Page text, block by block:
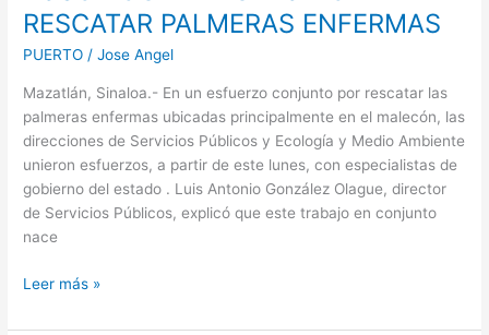
RESCATAR PALMERAS ENFERMAS
PUERTO /Jose Angel
Mazatlán, Sinaloa.- En un esfuerzo conjunto por rescatar las
palmeras enfermas ubicadas principalmente en el malecón, las
direcciones de Servicios Públicos y Ecología y Medio Ambiente
unieron esfuerzos, a partir de este lunes, con especialistas de
gobierno del estado . Luis Antonio González Olague, director
de Servicios Públicos, explicó que este trabajo en conjunto
nace
RESCATAR
PALMERAS
ENFERMAS
Leer más »